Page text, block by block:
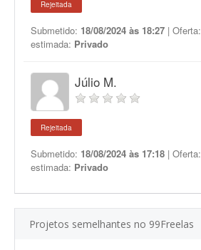
Rejeitada
Submetido: 18/08/2024 às 18:27 | Oferta:
estimada: Privado
Júlio M.
Rejeitada
Submetido: 18/08/2024 às 17:18 | Oferta:
estimada: Privado
Projetos semelhantes no 99Freelas